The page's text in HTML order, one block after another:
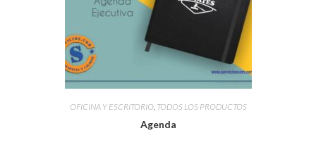
OFICINA Y ESCRITORIO, TODOS LOS PRODUCTOS
Agenda